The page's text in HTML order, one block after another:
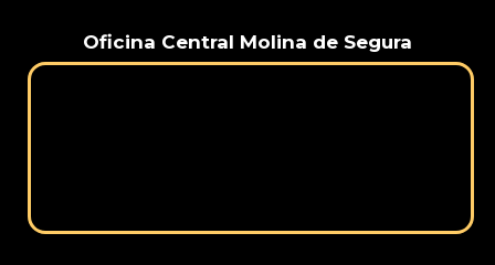
Oficina Central Molina de Segura